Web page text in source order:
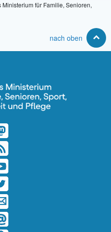
für Familie, Senioren,
nach oben